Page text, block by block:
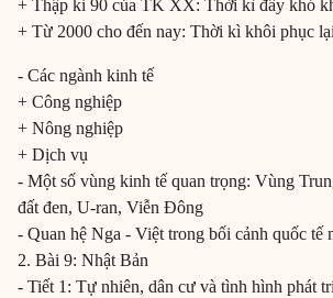
+ Thập kỉ 90 của TK XX: Thời kì đầy khó
+ Từ 2000 cho đến nay: Thời kì khôi phục
- Các ngành kinh tế
+ Công nghiệp
+ Nông nghiệp
+ Dịch vụ
- Một số vùng kinh tế quan trọng: Vùng
đất đen, U-ran, Viễn Đông
- Quan hệ Nga - Việt trong bối cảnh quốc tế
2. Bài 9: Nhật Bản
- Tiết 1: Tự nhiên, dân cư và tình hình phát